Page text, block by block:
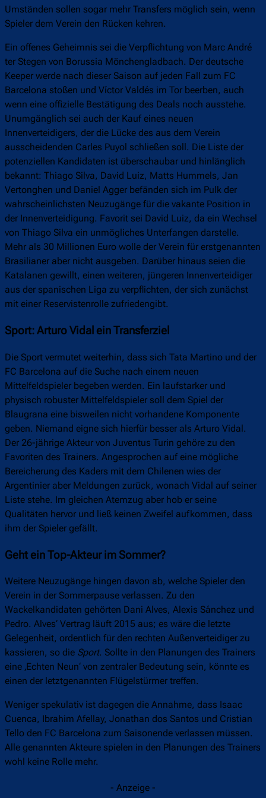
Umständen sollen sogar mehr Transfers möglich sein, wenn
Spieler dem Verein den Rücken kehren.
Ein offenes Geheimnis sei die Verpflichtung von Marc André
ter Stegen von Borussia Mönchengladbach. Der deutsche
Keeper werde nach dieser Saison auf jeden Fall zum FC
Barcelona stoßen und Víctor Valdés im Tor beerben, auch
wenn eine offizielle Bestätigung des Deals noch ausstehe.
Unumgänglich sei auch der Kauf eines neuen
Innenverteidigers, der die Lücke des aus dem Verein
ausscheidenden Carles Puyol schließen soll. Die Liste der
potenziellen Kandidaten ist überschaubar und hinlänglich
bekannt: Thiago Silva, David Luiz, Matts Hummels, Jan
Vertonghen und Daniel Agger befänden sich im Pulk der
wahrscheinlichsten Neuzugänge für die vakante Position in
der Innenverteidigung. Favorit sei David Luiz, da ein Wechsel
von Thiago Silva ein unmögliches Unterfangen darstelle.
Mehr als 30 Millionen Euro wolle der Verein für erstgenannten
Brasilianer aber nicht ausgeben. Darüber hinaus seien die
Katalanen gewillt, einen weiteren, jüngeren Innenverteidiger
aus der spanischen Liga zu verpflichten, der sich zunächst
mit einer Reservistenrolle zufriedengibt.
Sport: Arturo Vidal ein Transferziel
Die Sport vermutet weiterhin, dass sich Tata Martino und der
FC Barcelona auf die Suche nach einem neuen
Mittelfeldspieler begeben werden. Ein laufstarker und
physisch robuster Mittelfeldspieler soll dem Spiel der
Blaugrana eine bisweilen nicht vorhandene Komponente
geben. Niemand eigne sich hierfür besser als Arturo Vidal.
Der 26-jährige Akteur von Juventus Turin gehöre zu den
Favoriten des Trainers. Angesprochen auf eine mögliche
Bereicherung des Kaders mit dem Chilenen wies der
Argentinier aber Meldungen zurück, wonach Vidal auf seiner
Liste stehe. Im gleichen Atemzug aber hob er seine
Qualitäten hervor und ließ keinen Zweifel aufkommen, dass
ihm der Spieler gefällt.
Geht ein Top-Akteur im Sommer?
Weitere Neuzugänge hingen davon ab, welche Spieler den
Verein in der Sommerpause verlassen. Zu den
Wackelkandidaten gehörten Dani Alves, Alexis Sánchez und
Pedro. Alves‘ Vertrag läuft 2015 aus; es wäre die letzte
Gelegenheit, ordentlich für den rechten Außenverteidiger zu
kassieren, so die Sport. Sollte in den Planungen des Trainers
eine ‚Echten Neun‘ von zentraler Bedeutung sein, könnte es
einen der letztgenannten Flügelstürmer treffen.
Weniger spekulativ ist dagegen die Annahme, dass Isaac
Cuenca, Ibrahim Afellay, Jonathan dos Santos und Cristian
Tello den FC Barcelona zum Saisonende verlassen müssen.
Alle genannten Akteure spielen in den Planungen des Trainers
wohl keine Rolle mehr.
- Anzeige -